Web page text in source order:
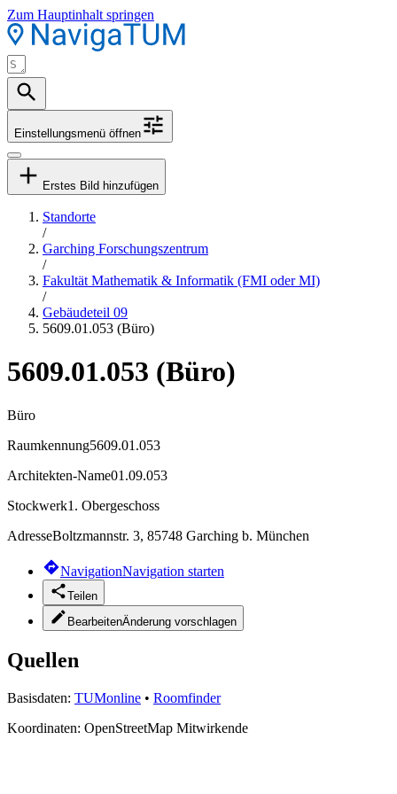
Zum Hauptinhalt springen
Einstellungsmenü öffnen
Erstes Bild hinzufügen
Standorte
/
Garching Forschungszentrum
/
Fakultät Mathematik & Informatik (FMI oder MI)
/
Gebäudeteil 09
5609.01.053 (Büro)
5609.01.053 (Büro)
Büro
Raumkennung5609.01.053
Architekten-Name01.09.053
Stockwerk1. Obergeschoss
AdresseBoltzmannstr. 3, 85748 Garching b. München
NavigationNavigation starten
Teilen
BearbeitenÄnderung vorschlagen
Quellen
Basisdaten: TUMonline • Roomfinder
Koordinaten: OpenStreetMap Mitwirkende